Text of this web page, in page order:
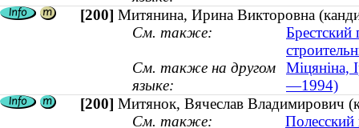
[200] Митянина, Ирина Викторовна
См. также:
Брестский
См. также на другом
языке:
Міцяніна,
—1994)
[200] Митянок, Вячеслав Владимирович
См. также:
Полесский